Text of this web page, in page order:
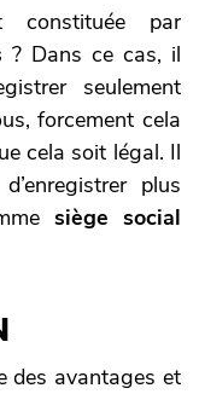
constituée par
? Dans ce cas, il
seulement
forcement cela
cela soit légal. Il
plus
siège social
des avantages et